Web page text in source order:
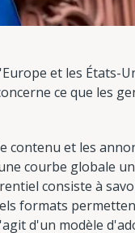
et les États-
ce que les
contenu et les
courbe globale
consiste à
formats
d'un modèle